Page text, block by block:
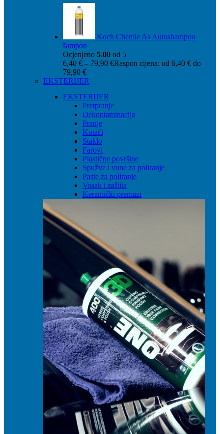
Koch Chemie As Autoshampoo
šampon
Ocjenjeno 5.00 od 5
6,40 € – 79,90 €Raspon cijena: od 6,40 € do
79,90 €
EKSTERIJER
EKSTERIJER
Pretpranje
Dekontaminacija
Pranje
Kotači
Staklo
Farovi
Plastične površine
Spužve i vune za poliranje
Paste za poliranje
Vosak i zaštita
Keramički premazi